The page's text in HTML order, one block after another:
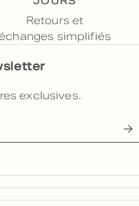
Retours et
échanges simplifiés
exclusives.